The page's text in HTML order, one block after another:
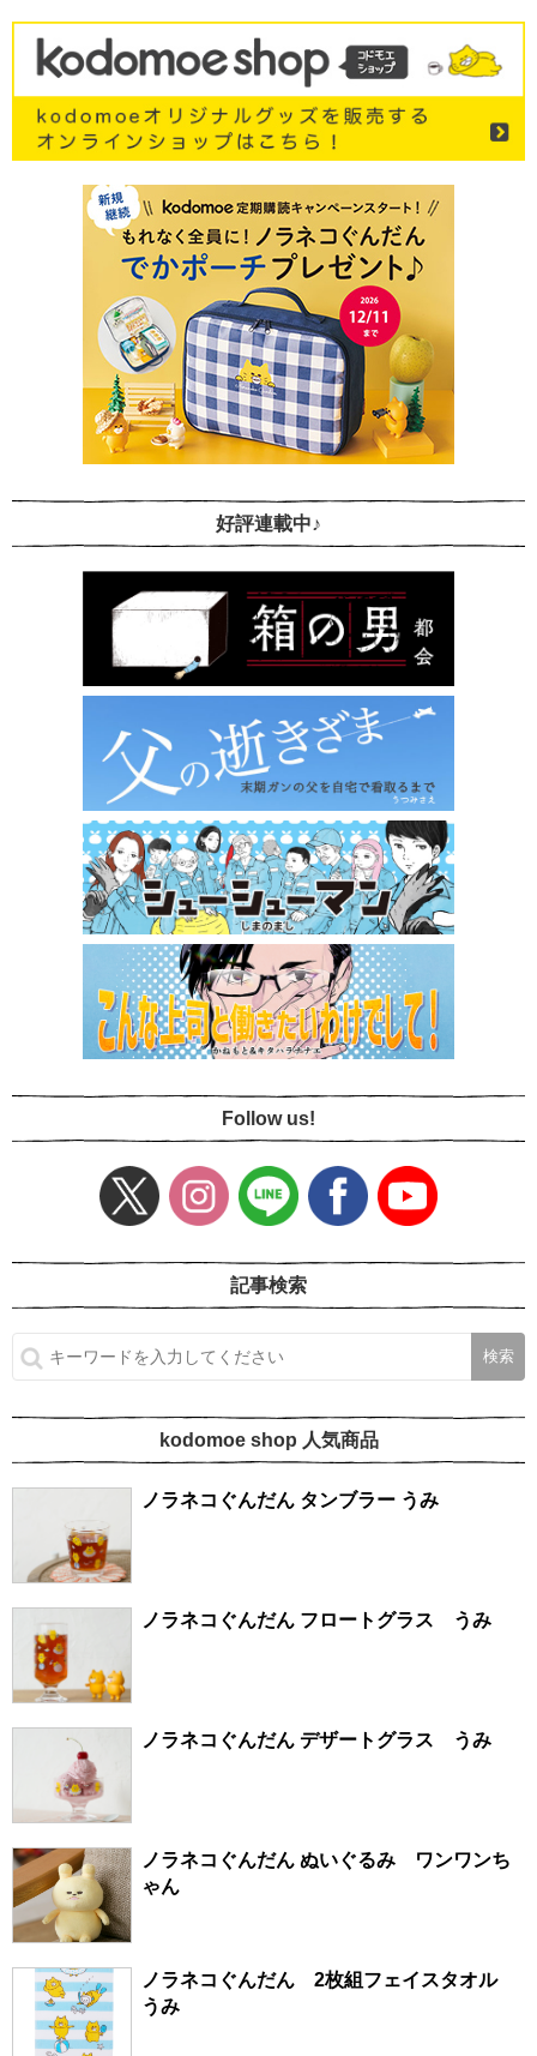
好評連載中♪
Follow us!
記事検索
kodomoe shop 人気商品
ノラネコぐんだん タンブラー うみ
ノラネコぐんだん フロートグラス うみ
ノラネコぐんだん デザートグラス うみ
ノラネコぐんだん ぬいぐるみ ワンワンち
ゃん
ノラネコぐんだん 2枚組フェイスタオル
うみ